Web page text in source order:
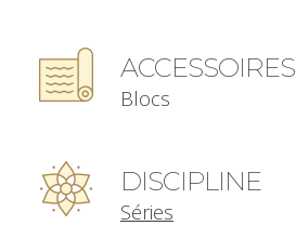
ACCESSOIRES
Blocs
DISCIPLINE
Séries